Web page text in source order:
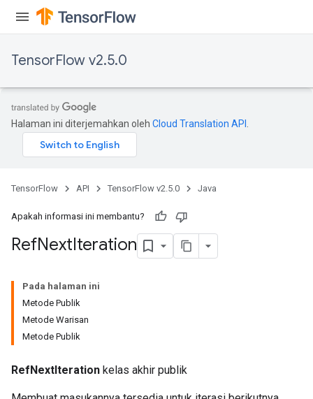
TensorFlow v2.5.0
Halaman ini diterjemahkan oleh Cloud Translation API
TensorFlow API TensorFlow v2.5.0 Java
Apakah informasi ini membantu?
RefNextIteration
Pada halaman ini
Metode Publik
Metode Warisan
Metode Publik
RefNextIteration kelas akhir publik